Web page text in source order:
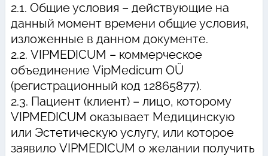
2.1. Общие условия – действующие на
данный момент времени общие условия,
изложенные в данном документе.
2.2. VIPMEDICUM – коммерческое
объединение VipMedicum OÜ
(регистрационный код 12865877).
2.3. Пациент (клиент) – лицо, которому
VIPMEDICUM оказывает Медицинскую
или Эстетическую услугу, или которое
заявило VIPMEDICUM о желании получить